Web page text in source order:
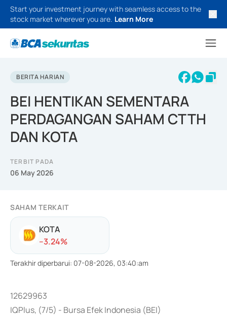
Start your investment journey with seamless access to the
stock market wherever you are. Learn More
BERITA HARIAN
BEI HENTIKAN SEMENTARA
PERDAGANGAN SAHAM CTTH
DAN KOTA
TERBIT PADA
06 May 2026
SAHAM TERKAIT
KOTA
--3.24%
Terakhir diperbarui: 07-08-2026, 03:40:am
12629963
IQPlus, (7/5) - Bursa Efek Indonesia (BEI)